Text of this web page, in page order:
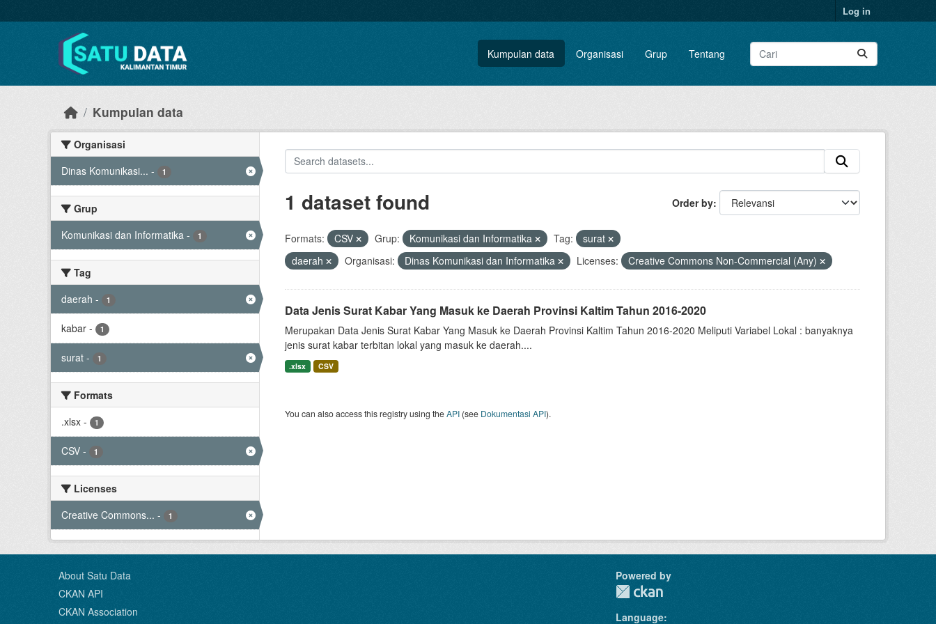
Log in
Kumpulan data Organisasi Grup Tentang
Kumpulan data
Organisasi
Dinas Komunikasi... - 1
Grup
Komunikasi dan Informatika - 1
Tag
daerah - 1
kabar - 1
surat - 1
Formats
.xlsx - 1
CSV - 1
Licenses
Creative Commons... - 1
Order by
1 dataset found
Formats: CSV Grup: Komunikasi dan Informatika Tag:
surat
daerah
Organisasi: Dinas Komunikasi dan Informatika Licenses: Creative Commons Non-Commercial (Any)
Data Jenis Surat Kabar Yang Masuk ke Daerah Provinsi Kaltim Tahun 2016-2020
Merupakan Data Jenis Surat Kabar Yang Masuk ke Daerah Provinsi Kaltim Tahun 2016-2020 Meliputi Variabel Lokal : banyaknya
jenis surat kabar terbitan lokal yang masuk ke daerah....
.xlsx CSV
You can also access this registry using theAPI(see Dokumentasi API).
About Satu Data
CKAN API
CKAN Association
Powered by
Language